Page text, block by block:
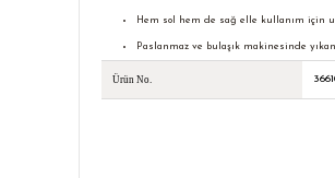
Hem sol hem de sağ elle kullanım için
Paslanmaz ve bulaşık makinesinde
Ürün No.